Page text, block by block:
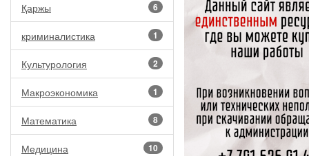
6
Қаржы
1
криминалистика
2
Культурология
1
Макроэкономика
8
Математика
10
Медицина